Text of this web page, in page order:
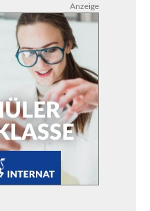
Anzeige